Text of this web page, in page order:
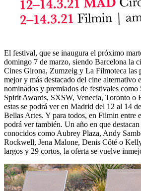
El festival, que se inaugura el próximo
domingo 7 de marzo, siendo Barcelona la
Cines Girona, Zumzeig y La Filmoteca las
mejor y más destacado del cine alternativo
nominados y premiados de festivales como
Spirit Awards, SXSW, Venecia, Toronto o
estas se podrá ver en Madrid del 12 al 14
Bellas Artes. Y para todos, en Filmin entre
podrá ver también. Un año en que
conocidos como Aubrey Plaza, Andy
Rockwell, Jena Malone, Denis Côté o
largos y 29 cortos, la oferta se vuelve